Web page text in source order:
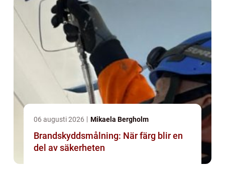
06 augusti 2026 Mikaela Bergholm
Brandskyddsmålning: När färg blir en
del av säkerheten